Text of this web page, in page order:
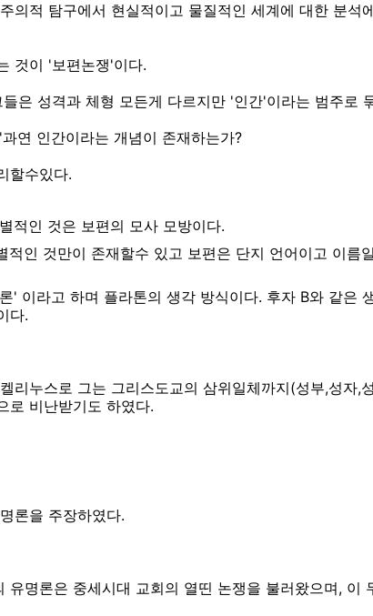
의적 탐구에서 현실적이고 물질적인 세계에 대한 분석
것이 '보편논쟁'이다.
은 성격과 체형 모든게 다르지만 '인간'이라는 범주로
연 인간이라는 개념이 존재하는가?
할수있다.
적인 것은 보편의 모사 모방이다.
적인 것만이 존재할수 있고 보편은 단지 언어이고 이름
' 이라고 하며 플라톤의 생각 방식이다. 후자 B와 같은
다.
리누스로 그는 그리스도교의 삼위일체까지(성부,성자,
로 비난받기도 하였다.
론을 주장하였다.
유명론은 중세시대 교회의 열띤 논쟁을 불러왔으며, 이